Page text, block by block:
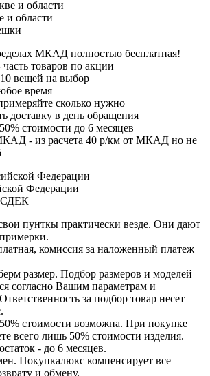
и области
МКАД полностью бесплатная!
товаров по акции
вещей на выбор
время
сколько нужно
доставку в день обращения
стоимости до 6 месяцев
- из расчета 40 р/км от МКАД но не
Федерации
СДЕК
пунткы практически везде. Они дают
комиссия за наложенный платеж
размер. Подбор размеров и моделей
согласно Вашим параметрам и
за подбор товар несет
стоимости возможна. При покупке
всего лишь 50% стоимости изделия.
- до 6 месяцев.
Покупкалюкс компенсирует все
и обмену.